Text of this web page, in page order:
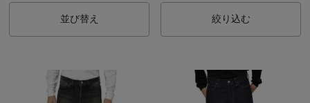
並び替え 絞り込む